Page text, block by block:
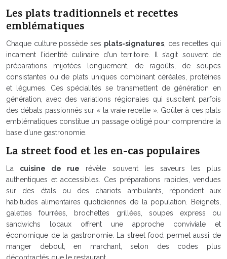
Les plats traditionnels et recettes
emblématiques
Chaque culture possède ses plats-signatures, ces recettes qui
incarnent l’identité culinaire d’un territoire. Il s’agit souvent de
préparations mijotées longuement, de ragoûts, de soupes
consistantes ou de plats uniques combinant céréales, protéines
et légumes. Ces spécialités se transmettent de génération en
génération, avec des variations régionales qui suscitent parfois
des débats passionnés sur « la vraie recette ». Goûter à ces plats
emblématiques constitue un passage obligé pour comprendre la
base d’une gastronomie.
La street food et les en-cas populaires
La cuisine de rue révèle souvent les saveurs les plus
authentiques et accessibles. Ces préparations rapides, vendues
sur des étals ou des chariots ambulants, répondent aux
habitudes alimentaires quotidiennes de la population. Beignets,
galettes fourrées, brochettes grillées, soupes express ou
sandwichs locaux offrent une approche conviviale et
économique de la gastronomie. La street food permet aussi de
manger debout, en marchant, selon des codes plus